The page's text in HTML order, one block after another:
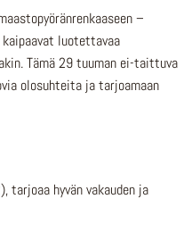
–
luotettavaa
Tämä 29 tuuman ei-taittuva
olosuhteita ja tarjoamaan
tarjoaa hyvän vakauden ja